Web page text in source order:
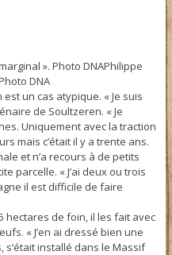
Philippe
DNA
un cas atypique. « Je suis
de Soultzeren. « Je
Uniquement avec la traction
mais c’était il y a trente ans.
et n’a recours à de petits
parcelle. « J’ai deux ou trois
il est difficile de faire
hectares de foin, il les fait avec
« J’en ai dressé bien une
s’était installé dans le Massif